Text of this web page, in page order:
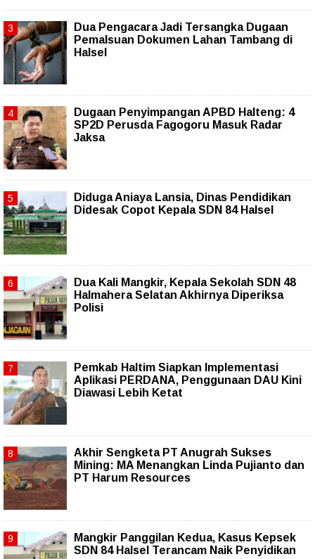
Dua Pengacara Jadi Tersangka Dugaan
Pemalsuan Dokumen Lahan Tambang di
Halsel
Dugaan Penyimpangan APBD Halteng: 4
SP2D Perusda Fagogoru Masuk Radar
Jaksa
Diduga Aniaya Lansia, Dinas Pendidikan
Didesak Copot Kepala SDN 84 Halsel
Dua Kali Mangkir, Kepala Sekolah SDN 48
Halmahera Selatan Akhirnya Diperiksa
Polisi
Pemkab Haltim Siapkan Implementasi
Aplikasi PERDANA, Penggunaan DAU Kini
Diawasi Lebih Ketat
Akhir Sengketa PT Anugrah Sukses
Mining: MA Menangkan Linda Pujianto dan
PT Harum Resources
Mangkir Panggilan Kedua, Kasus Kepsek
SDN 84 Halsel Terancam Naik Penyidikan